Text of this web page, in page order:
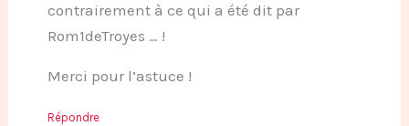
contrairement à ce qui a été dit par
Rom1deTroyes … !
Merci pour l’astuce !
Répondre